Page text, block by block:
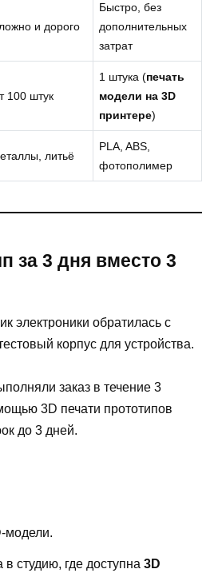
и дорого
Быстро, без
дополнительных
затрат
100 штук
1 штука (печать
модели на 3D
принтере)
литьё
PLA, ABS,
фотополимер
за 3 дня вместо 3
электроники обратилась с
корпус для устройства.
заказ в течение 3
3D печати прототипов
до 3 дней.
модели.
студию, где доступна 3D